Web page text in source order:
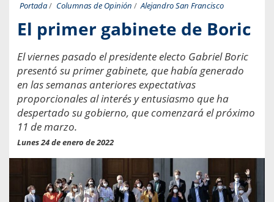
Portada/ Columnas de Opinión / Alejandro San Francisco
El primer gabinete de Boric
El viernes pasado el presidente electo Gabriel Boric
presentó su primer gabinete, que había generado
en las semanas anteriores expectativas
proporcionales al interés y entusiasmo que ha
despertado su gobierno, que comenzará el próximo
11 de marzo.
Lunes 24 de enero de 2022